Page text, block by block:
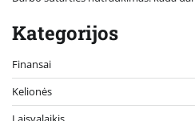
Kategorijos
Finansai
Kelionės